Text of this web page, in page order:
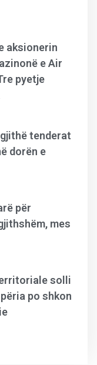
aksionerin
e Air
pyetje
tenderat
dorën e
për
mes
solli
po shkon